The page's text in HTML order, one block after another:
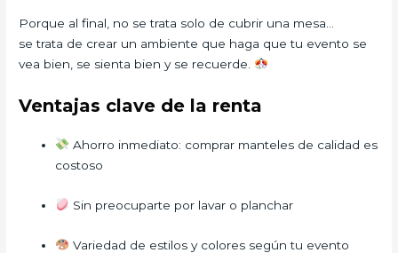
Porque al final, no se trata solo de cubrir una mesa…
se trata de crear un ambiente que haga que tu evento se
vea bien, se sienta bien y se recuerde.
Ventajas clave de la renta
Ahorro inmediato: comprar manteles de calidad es
costoso
Sin preocuparte por lavar o planchar
Variedad de estilos y colores según tu evento